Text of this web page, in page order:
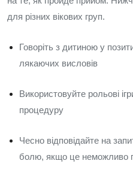
для різних вікових груп.
Говоріть з дитиною у
лякаючих висловів
Використовуйте рольові
процедуру
Чесно відповідайте на
болю, якщо це неможливо